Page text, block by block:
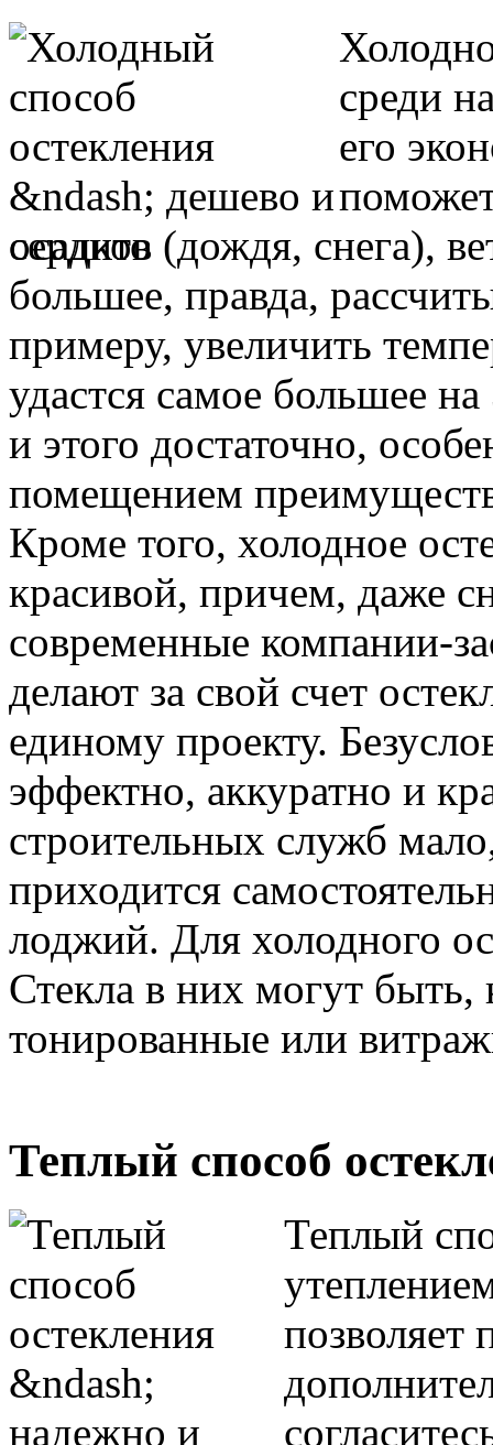
среди
его
осадков (дождя, снега),
большее, правда,
примеру, увеличить
удастся самое большее
и этого достаточно,
помещением
Кроме того, холодное
красивой, причем, даже
современные компании-
делают за свой счет
единому проекту.
эффектно, аккуратно и
строительных служб
приходится
лоджий. Для холодного
Стекла в них могут
тонированные или
Теплый способ
Теплый
позволяет